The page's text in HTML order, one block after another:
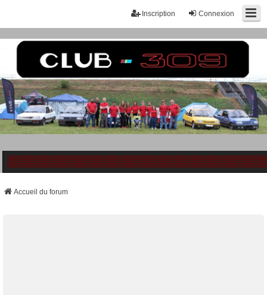
Connexion
Inscription
Accueil du forum